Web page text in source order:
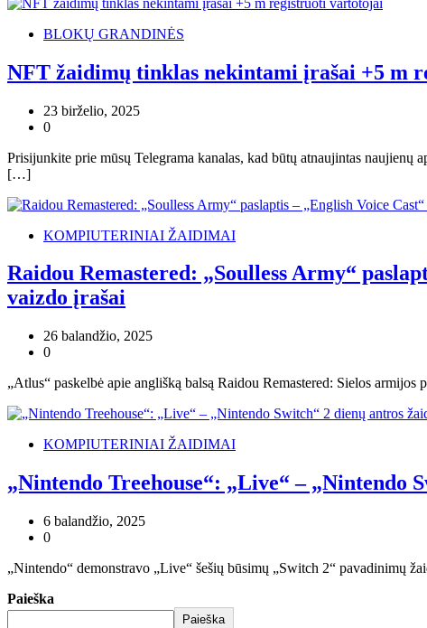
BLOKŲ GRANDINĖS
NFT žaidimų tinklas nekintami įrašai +5 m
23 birželio, 2025
0
Prisijunkite prie mūsų Telegrama kanalas, kad būtų atnaujintas
[…]
KOMPIUTERINIAI ŽAIDIMAI
Raidou Remastered: „Soulless Army“
vaizdo įrašai
26 balandžio, 2025
0
„Atlus“ paskelbė apie anglišką balsą Raidou Remastered: Sielos
KOMPIUTERINIAI ŽAIDIMAI
„Nintendo Treehouse“: „Live“ – „Nintendo
6 balandžio, 2025
0
„Nintendo“ demonstravo „Live“ šešių būsimų „Switch 2“ pavadinimų
Paieška
Paieška